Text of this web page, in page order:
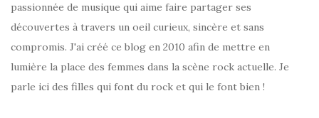
passionnée de musique qui aime faire partager ses
découvertes à travers un oeil curieux, sincère et sans
compromis. J'ai créé ce blog en 2010 afin de mettre en
lumière la place des femmes dans la scène rock actuelle. Je
parle ici des filles qui font du rock et qui le font bien !